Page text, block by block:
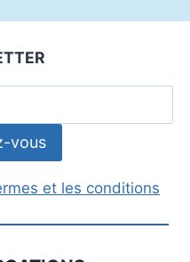
et les conditions